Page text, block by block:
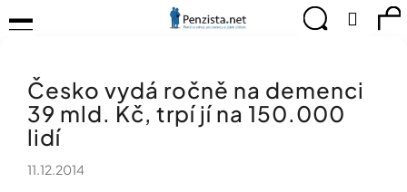
na
TIPY
PRO
PEVNÉ
ZDRAVÍ
Hledat
Menu
Česko vydá ročně na demenci
39 mld. Kč, trpí jí na 150.000
lidí
11.12.2014
o
C
o
p